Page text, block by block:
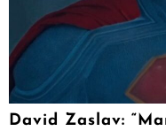
David Zaslav: